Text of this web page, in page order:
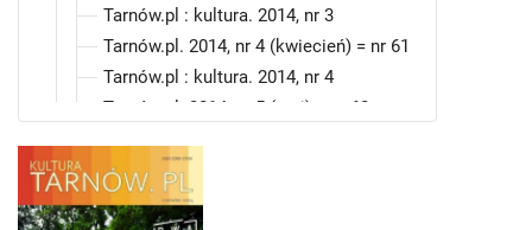
Tarnów.pl : kultura. 2014, nr 3
Tarnów.pl. 2014, nr 4 (kwiecień) = nr 61
Tarnów.pl : kultura. 2014, nr 4
Tarnów.pl. 2014, nr 5 (maj) = nr 62
Tarnów.pl. 2014, nr 6 (czerwiec) = nr 63
Tarnów.pl : kultura. 2014, nr 6